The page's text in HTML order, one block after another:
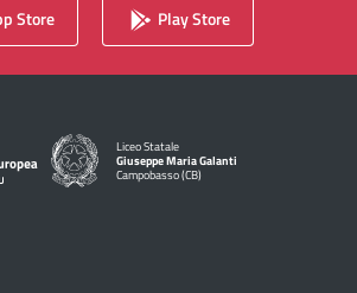
Store Play Store
Liceo Statale
Giuseppe Maria Galanti
Campobasso (CB)
— Visita la pagina iniziale della scuola